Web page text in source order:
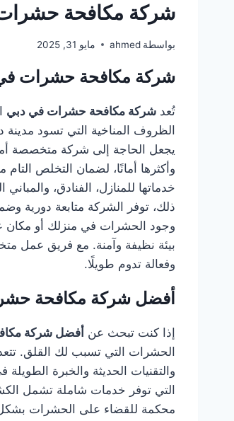
شركة مكافحة حشرات في دبي
بواسطة ahmed مايو 31, 2025
شركة مكافحة حشرات
تُعدشركة مكافحة حشرات في دبي
الظروف المناخية التي تسود مدينة
يجعل الحاجة إلى شركة متخصصة
وأكثرها أمانًا، لضمان التخلص
خدماتها للمنازل، الفنادق،
ذلك، توفر الشركة متابعة دورية
وجود الحشرات في منزلك أو مكان
بيئة نظيفة وآمنة. مع فريق عمل
وفعالة تدوم طويلًا.
أفضل شركة مكافحة
إذا كنت تبحث عنأفضل شركة
الحشرات التي تسبب لك القلق.
والتقنيات الحديثة والخبرة
التي توفر خدمات شاملة تشمل
محكمة للقضاء على الحشرات بشكل